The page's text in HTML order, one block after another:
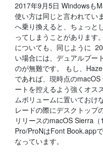
2017年9月5日 Windowsも
使い方は同じと言われてい
へ乗り換えると、ちょっと
ってしまうことがあります
についても、同じように
い場合には、デュアルブー
のが無難です。 もし、
であれば、現時点の
ートを控えるよう強くオス
ムボリュームに置いておけ
レードの際にデスクトップ
リリースのmacOS Sierra
Pro/ProNはFont Book.app
なっています。